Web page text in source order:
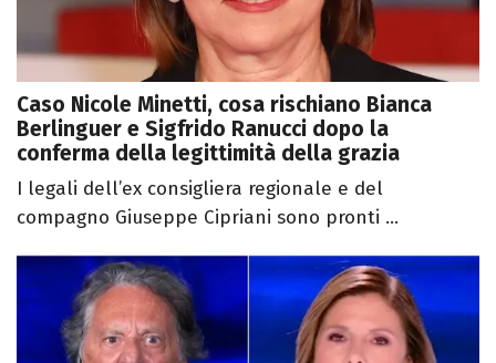
Caso Nicole Minetti, cosa rischiano Bianca
Berlinguer e Sigfrido Ranucci dopo la
conferma della legittimità della grazia
I legali dell’ex consigliera regionale e del
compagno Giuseppe Cipriani sono pronti ...